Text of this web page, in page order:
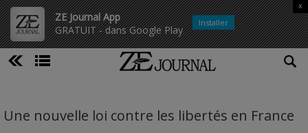
ZE Journal App
GRATUIT - dans Google Play
x
Installer
Une nouvelle loi contre les libertés en France